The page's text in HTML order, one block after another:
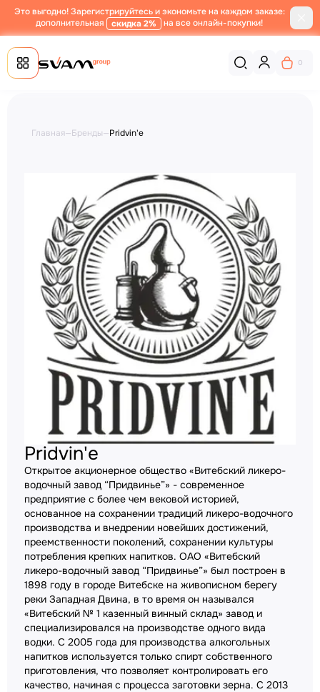
Это выгодно! Зарегистрируйтесь и экономьте на каждом заказе:
дополнительная
скидка 2% на все онлайн-покупки!
0
Главная—Бренды—Pridvin'e
Pridvin'e
Открытое акционерное общество «Витебский ликеро-
водочный завод “Придвинье”» - современное
предприятие с более чем вековой историей,
основанное на сохранении традиций ликеро-водочного
производства и внедрении новейших достижений,
преемственности поколений, сохранении культуры
потребления крепких напитков. ОАО «Витебский
ликеро-водочный завод “Придвинье”» был построен в
1898 году в городе Витебске на живописном берегу
реки Западная Двина, в то время он назывался
«Витебский № 1 казенный винный склад» завод и
специализировался на производстве одного вида
водки. С 2005 года для производства алкогольных
напитков используется только спирт собственного
приготовления, что позволяет контролировать его
качество, начиная с процесса заготовки зерна. С 2013